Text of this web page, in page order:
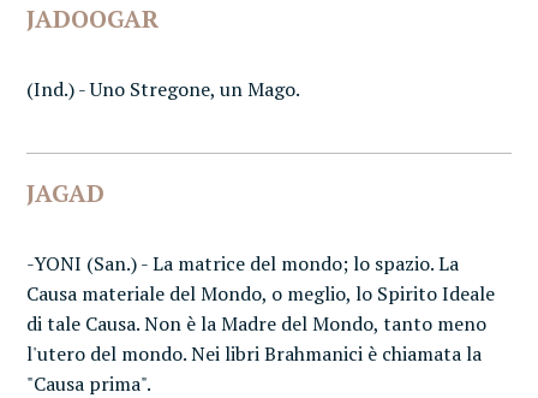
JADOOGAR
(Ind.) - Uno Stregone, un Mago.
JAGAD
-YONI (San.) - La matrice del mondo; lo spazio. La
Causa materiale del Mondo, o meglio, lo Spirito Ideale
di tale Causa. Non è la Madre del Mondo, tanto meno
l'utero del mondo. Nei libri Brahmanici è chiamata la
"Causa prima".